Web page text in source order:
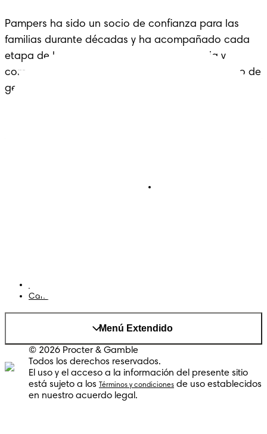
Pampers ha sido un socio de confianza para las
familias durante décadas y ha acompañado cada
etapa de la crianza con cariño, experiencia y
comodidad: un legado que se extiende a lo largo de
generaciones.
Cambiar el país/region
Menú Extendido
© 2026 Procter & Gamble
Todos los derechos reservados.
El uso y el acceso a la información del presente sitio
está sujeto a los
Términos y condiciones de uso establecidos
en nuestro acuerdo legal.